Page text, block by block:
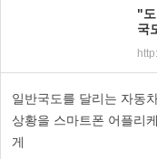
"
국
일반국도를 달리는 자동
상황을 스마트폰 어플리
게